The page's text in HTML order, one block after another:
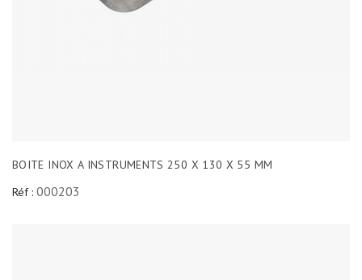
BOITE INOX A INSTRUMENTS 250 X 130 X 55 MM
Réf : 000203